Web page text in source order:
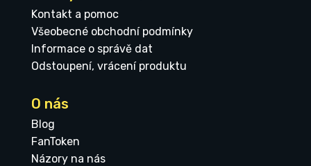
Kontakt a pomoc
Všeobecné obchodní podmínky
Informace o správě dat
Odstoupení, vrácení produktu
O nás
Blog
FanToken
Názory na nás